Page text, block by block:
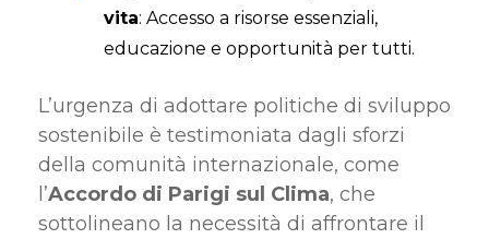
vita: Accesso a risorse essenziali,
educazione e opportunità per tutti.
L’urgenza di adottare politiche di sviluppo
sostenibile è testimoniata dagli sforzi
della comunità internazionale, come
l’Accordo di Parigi sul Clima, che
sottolineano la necessità di affrontare il